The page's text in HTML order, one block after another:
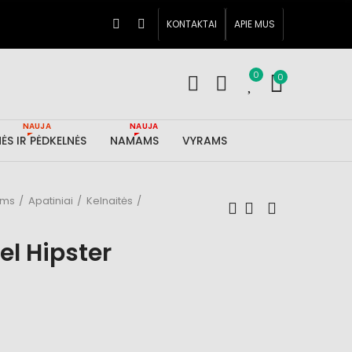
KONTAKTAI APIE MUS
0 0
IR PĖDKELNĖS
NAUJA
NAMAMS
NAUJA
VYRAMS
Apatiniai Kelnaitės
Hipster